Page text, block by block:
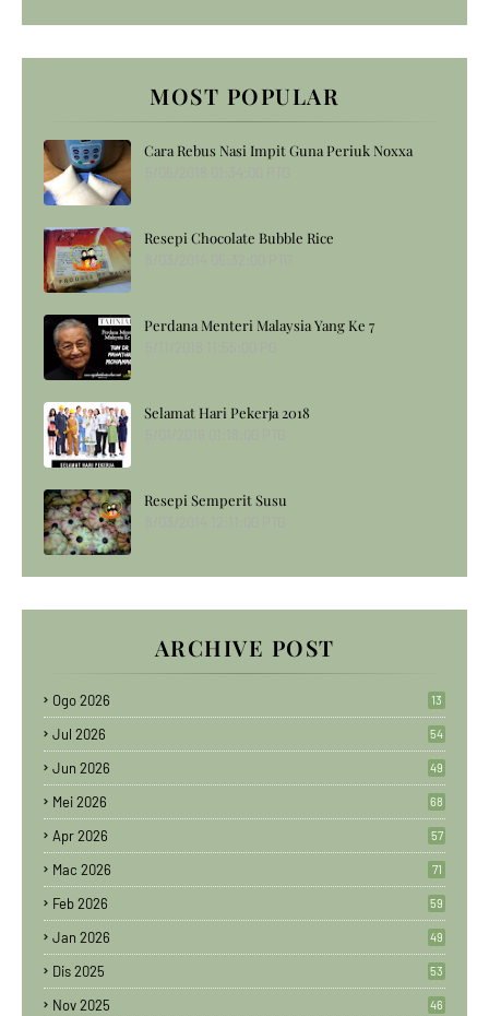
MOST POPULAR
Cara Rebus Nasi Impit Guna Periuk Noxxa
Resepi Chocolate Bubble Rice
Perdana Menteri Malaysia Yang Ke 7
Selamat Hari Pekerja 2018
Resepi Semperit Susu
ARCHIVE POST
Ogo 2026 13
Jul 2026 54
Jun 2026 49
Mei 2026 68
Apr 2026 57
Mac 2026 71
Feb 2026 59
Jan 2026 49
Dis 2025 53
Nov 2025 46